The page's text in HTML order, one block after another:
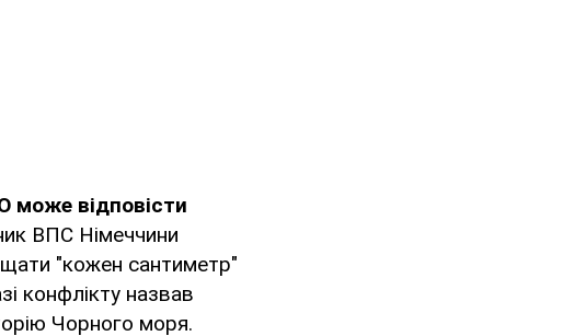
може відповісти
ВПС Німеччини
"кожен сантиметр"
конфлікту назвав
Чорного моря.